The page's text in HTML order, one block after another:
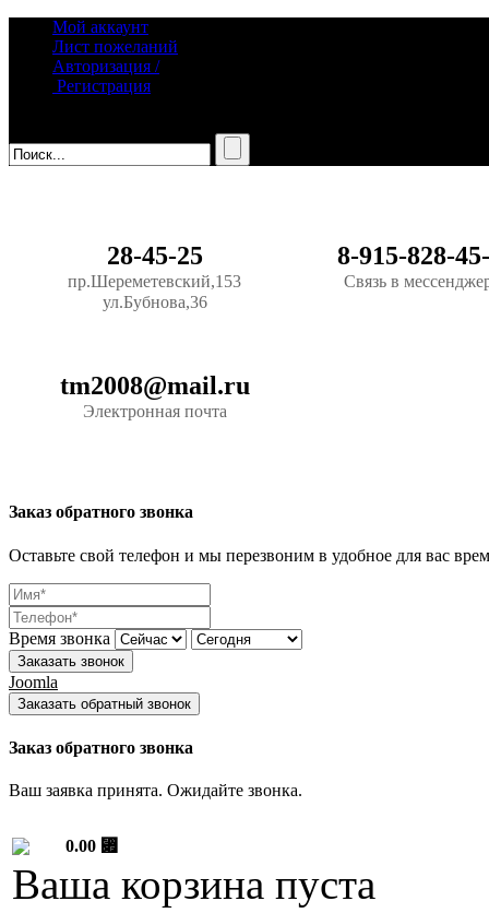
Мой аккаунт
Лист пожеланий
Авторизация /
Регистрация
28-45-25
пр.Шереметевский,153
ул.Бубнова,36
8-915-828-
Связь в
tm2008@mail.ru
Электронная почта
Заказ обратного звонка
Оставьте свой телефон и мы перезвоним в удобное для вас
Время звонка
Заказать звонок
Joomla
Заказать обратный звонок
Заказ обратного звонка
Ваш заявка принята. Ожидайте звонка.
0.00 ⃏
Ваша корзина пуста